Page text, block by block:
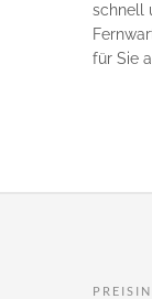
schnell
für Sie